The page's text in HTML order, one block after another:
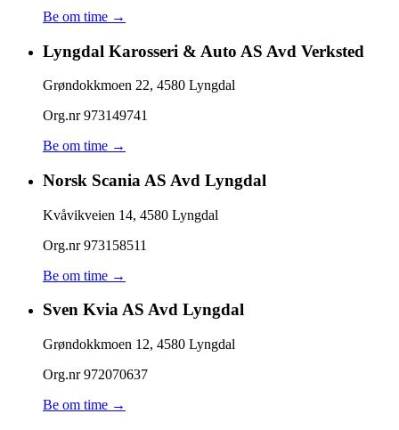
Be om time →
Lyngdal Karosseri & Auto AS Avd Verksted
Grøndokkmoen 22, 4580 Lyngdal
Org.nr973149741
Be om time →
Norsk Scania AS Avd Lyngdal
Kvåvikveien 14, 4580 Lyngdal
Org.nr973158511
Be om time →
Sven Kvia AS Avd Lyngdal
Grøndokkmoen 12, 4580 Lyngdal
Org.nr972070637
Be om time →